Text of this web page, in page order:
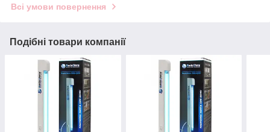
Всі умови повернення
Подібні товари компанії